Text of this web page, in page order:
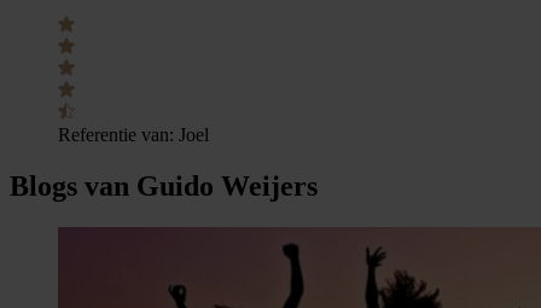
Referentie van: Joel
Blogs van Guido Weijers